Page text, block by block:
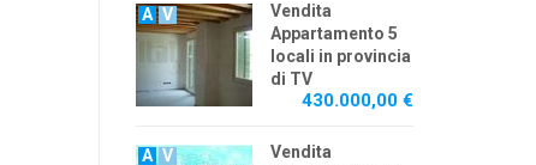
A V
Vendita
Appartamento 5
locali in provincia
di TV
430.000,00 €
A V
Vendita